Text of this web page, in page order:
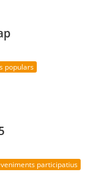
populars
participatius